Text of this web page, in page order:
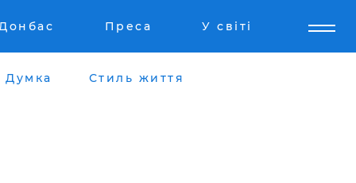
Преса У світі
Думка Стиль життя